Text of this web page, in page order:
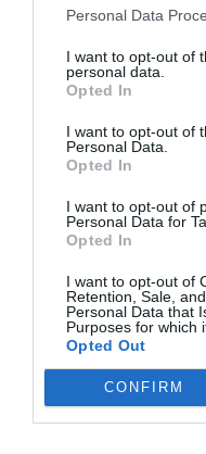
Personal Data
I want to opt-out of
personal data.
Opted In
I want to opt-out of
Personal Data.
Opted In
I want to opt-out of
Personal Data for
Opted In
I want to opt-out of
Retention, Sale,
Personal Data that
Purposes for which
Opted Out
CONFIRM
Λαβράκια με
(μέρος 1)
Το λαβράκι είναι, μαζί με
αλιεύματα για τους
Τα Γοφάρια του
θαρραλέους (Μέρος
Η Μάχη Ένα μεγάλο
ΠΑΡΟΥΣΙΑΣΗ